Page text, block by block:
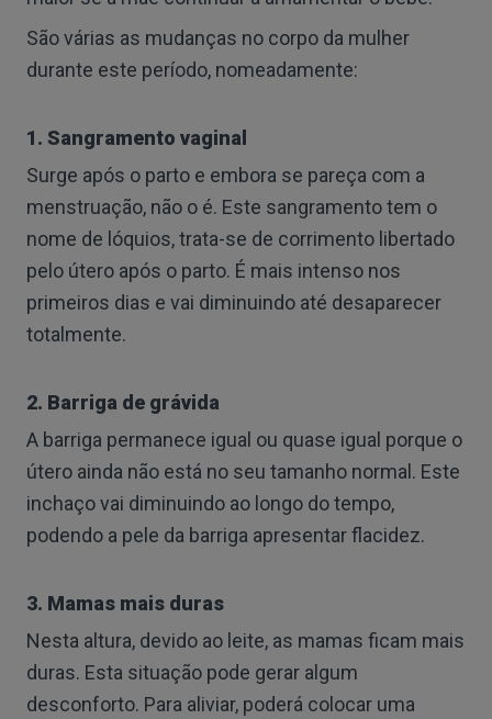
São várias as mudanças no corpo da mulher
durante este período, nomeadamente:
1. Sangramento vaginal
Surge após o parto e embora se pareça com a
menstruação, não o é. Este sangramento tem o
nome de lóquios, trata-se de corrimento libertado
pelo útero após o parto. É mais intenso nos
primeiros dias e vai diminuindo até desaparecer
totalmente.
2. Barriga de grávida
A barriga permanece igual ou quase igual porque o
útero ainda não está no seu tamanho normal. Este
inchaço vai diminuindo ao longo do tempo,
podendo a pele da barriga apresentar flacidez.
3. Mamas mais duras
Nesta altura, devido ao leite, as mamas ficam mais
duras. Esta situação pode gerar algum
desconforto. Para aliviar, poderá colocar uma